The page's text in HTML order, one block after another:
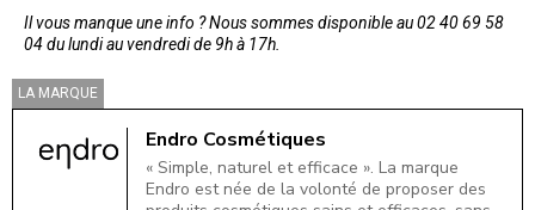
Il vous manque une info ? Nous sommes disponible au 02 40 69 58
04 du lundi au vendredi de 9h à 17h.
LA MARQUE
Endro Cosmétiques
« Simple, naturel et efficace ». La marque
Endro est née de la volonté de proposer des